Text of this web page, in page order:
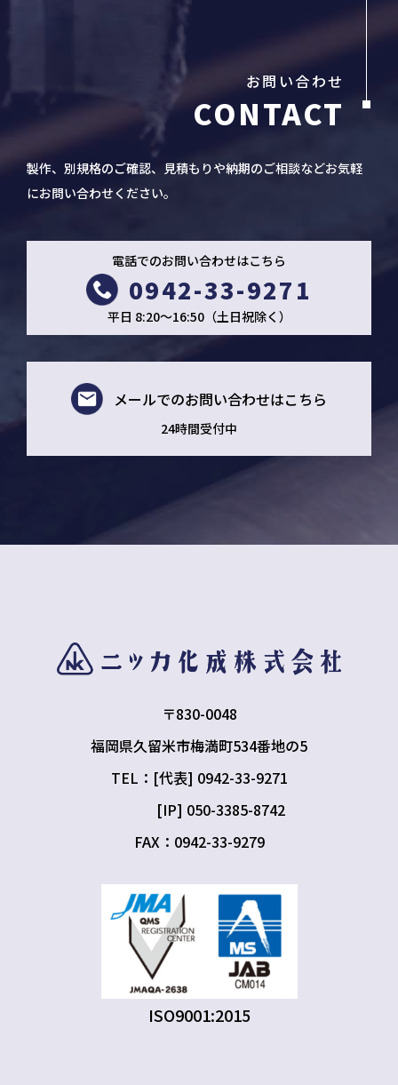
お問い合わせ
製作、別規格のご確認、見積もりや納期のご相談などお気軽
にお問い合わせください。
電話でのお問い合わせはこちら
0942-33-9271
平日 8:20～16:50（土日祝除く）
メールでのお問い合わせはこちら
24時間受付中
〒830-0048
福岡県久留米市梅満町534番地の5
TEL：[代表] 0942-33-9271
[IP] 050-3385-8742
FAX：0942-33-9279
ISO9001:2015